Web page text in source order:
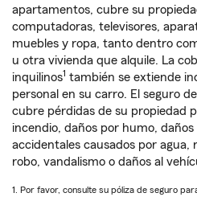
apartamentos, cubre su
computadoras, televisores,
muebles y ropa, tanto dentro
u otra vivienda que alquile. La
inquilinos1 también se extiende
personal en su carro. El seguro
cubre pérdidas de su propiedad
incendio, daños por humo,
accidentales causados por agua,
robo, vandalismo o daños al
1. Por favor, consulte su póliza de seguro